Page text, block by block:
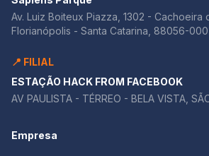
Av. Luiz Boiteux Piazza, 1302 - Cachoeira
Florianópolis - Santa Catarina, 88056-000
📍 FILIAL
ESTAÇÃO HACK FROM FACEBOOK
AV PAULISTA - TÉRREO - BELA VISTA,
Empresa